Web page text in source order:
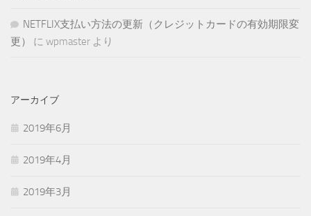
NETFLIX支払い方法の更新（クレジットカードの有効期限変
更）
に wpmaster より
アーカイブ
2019年6月
2019年4月
2019年3月